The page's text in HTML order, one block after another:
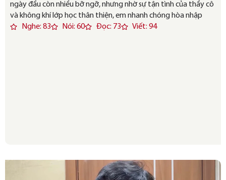
ngày đầu còn nhiều bỡ ngỡ, nhưng nhờ sự tận tình của thầy cô
và không khí lớp học thân thiện, em nhanh chóng hòa nhập
Nghe: 83
Nói: 60 Đọc: 73 Viết: 94